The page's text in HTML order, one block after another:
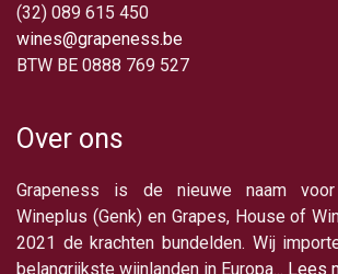
(32) 089 615 450
wines@grapeness.be
BTW BE 0888 769 527
Over ons
Grapeness is de nieuwe naam
Wineplus (Genk) en Grapes, House of
2021 de krachten bundelden. Wij
belangrijkste wijnlanden in Europa... Lees